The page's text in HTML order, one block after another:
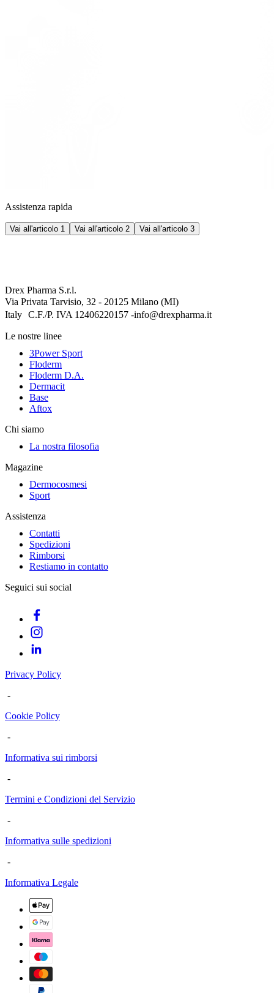
Assistenza rapida
Vai all'articolo 1 Vai all'articolo 2 Vai all'articolo 3
Drex Pharma S.r.l.
Via Privata Tarvisio, 32 - 20125 Milano (MI)
Italy C.F./P. IVA 12406220157 -info@drexpharma.it
Le nostre linee
3Power Sport
Floderm
Floderm D.A.
Dermacit
Base
Aftox
Chi siamo
La nostra filosofia
Magazine
Dermocosmesi
Sport
Assistenza
Contatti
Spedizioni
Rimborsi
Restiamo in contatto
Seguici sui social
Privacy Policy
-
Cookie Policy
-
Informativa sui rimborsi
-
Termini e Condizioni del Servizio
-
Informativa sulle spedizioni
-
Informativa Legale